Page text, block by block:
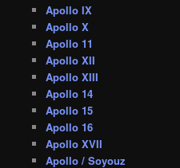
Apollo IX
Apollo X
Apollo 11
Apollo XII
Apollo XIII
Apollo 14
Apollo 15
Apollo 16
Apollo XVII
Apollo / Soyouz